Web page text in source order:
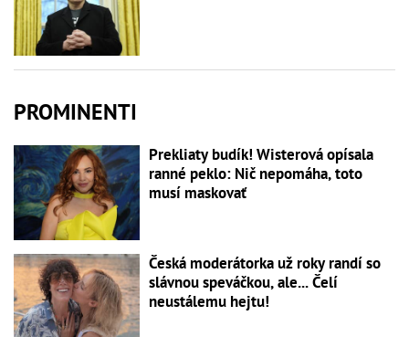
PROMINENTI
Prekliaty budík! Wisterová opísala
ranné peklo: Nič nepomáha, toto
musí maskovať
Česká moderátorka už roky randí so
slávnou speváčkou, ale... Čelí
neustálemu hejtu!